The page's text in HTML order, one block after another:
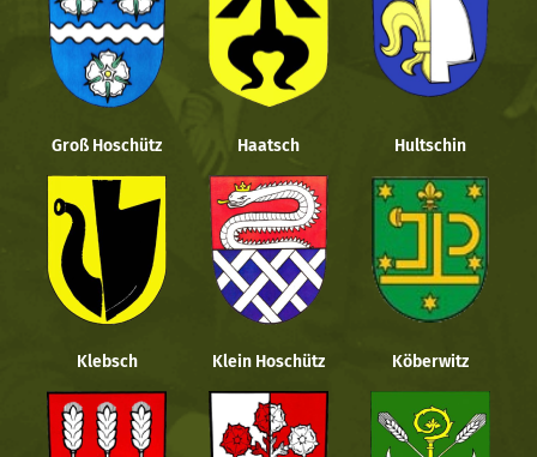
Groß Hoschütz Haatsch Hultschin
Klebsch Klein Hoschütz Köberwitz